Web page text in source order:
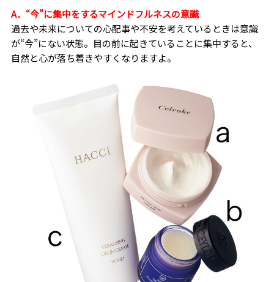
A．“今”に集中をするマインドフルネスの意識
過去や未来についての心配事や不安を考えているときは意識
が“今”にない状態。目の前に起きていることに集中すると、
自然と心が落ち着きやすくなりますよ。